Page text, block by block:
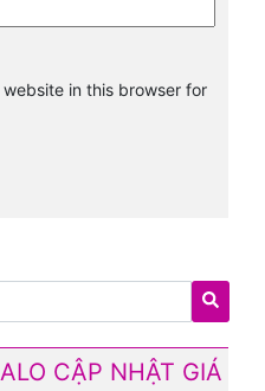
in this browser for
CẬP NHẬT GIÁ